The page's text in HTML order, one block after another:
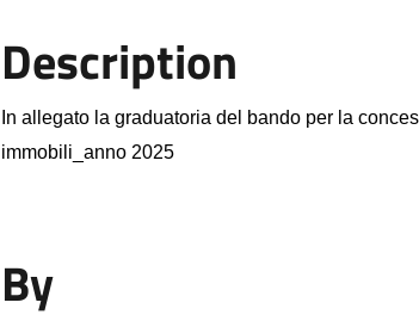
Description
In allegato la graduatoria del bando per la
immobili_anno 2025
By